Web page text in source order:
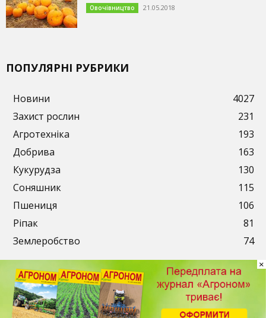
Овочівництво 21.05.2018
ПОПУЛЯРНІ РУБРИКИ
Новини
4027
Захист рослин
231
Агротехніка
193
Добрива
163
Кукурудза
130
Соняшник
115
Пшениця
106
Ріпак
81
Землеробство
74
Публікації Рекламодавцям Контакти
×